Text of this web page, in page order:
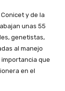
y de la
unas 55
genetistas,
al manejo
que
en el